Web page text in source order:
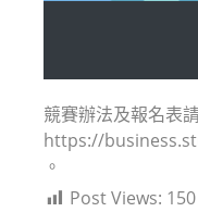
競賽辦法及報名表
https://
。
Post Views: 150